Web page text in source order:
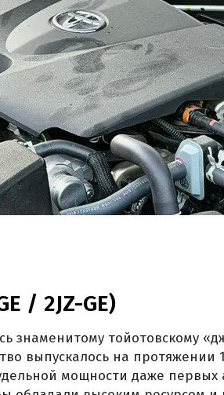
/ 2JZ-GE)
знаменитому тойотовскому
выпускалось на протяжении
мощности даже